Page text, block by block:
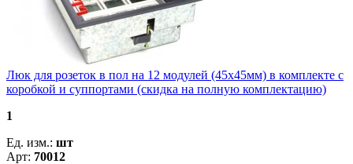
Люк для розеток в пол на 12 модулей (45х45мм) в комплекте с
коробкой и суппортами (скидка на полную комплектацию)
1
Ед. изм.: шт
Арт: 70012